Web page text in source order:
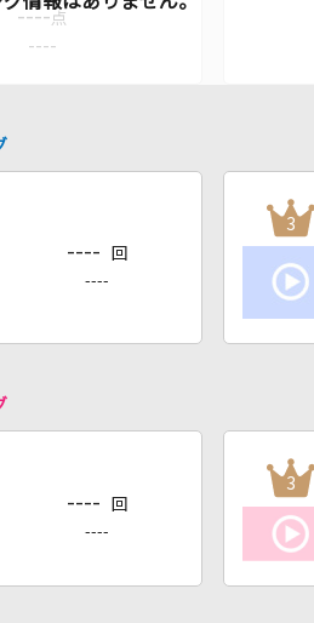
---- 点
----
---- 回
----
3
---- 回
----
3